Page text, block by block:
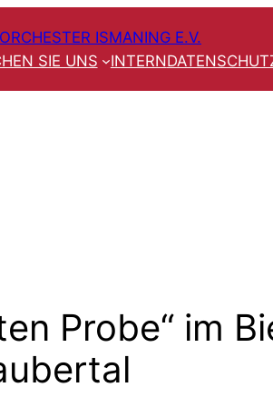
ISMANING E.V.
SIE UNS INTERN
Probe“ im